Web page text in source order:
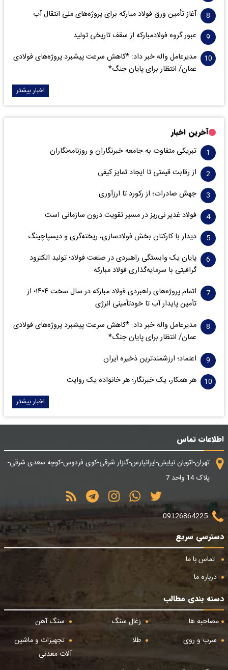
آغاز تأمین ورق فولاد مبارکه برای پروژه‌های ملی انتقال آب
عبور گروه فولادمبارکه از سقف تاریخی تولید
مدیرعامل واله خبر داد: *کاهش سرعت پیشبرد پروژه‌های فولادی
عمان/ انتظار برای پایان جنگ*
اخبار بیشتر
آخرین اخبار
تبریکی متفاوت به جامعه خبرنگاران و روزنامه‌نگاران
از رقابت قیمتی تا ایجاد تمایز کیفی
جهش صادرات؛ از رکورد تا ارزآوری
فولاد غدیر نی‌ریز در مسیر تقویت درون سازمانی است
دیدار با کارکنان بخش فولادسازی، ریخته‌گری و دیسپاچینگ
پایان یک وابستگی راهبردی در صنعت فولاد؛ تولید الکترود
گرافیتی با سرمایه‌گذاری فولاد مبارکه
اتمام پروژه‌های راهبردی فولاد مبارکه در سال سخت ۱۴۰۴؛ از
تأمین پایدار آب تا خودتأمینی انرژی
مدیرعامل واله خبر داد: *کاهش سرعت پیشبرد پروژه‌های فولادی
عمان/ انتظار برای پایان جنگ*
اعتماد؛ ارزشمندترین ذخیره ایران
هر همکار، یک خبرنگار؛ هر خانواده یک روایت
اخبار بیشتر
اطلاعات تماس
تهران-اتوبان نیایش-ایرانپارس-گلزار شرقی-کوی فردوس-کوچه سعدی شرقی-
پلاک 14 واحد 7
09126864225
دسترسی سریع
تماس با ما
درباره ما
دسته بندی مطالب
مصاحبه ها
زغال سنگ
سنگ آهن
سرب و روی
طلا
تجهیزات و ماشین
آلات معدنی